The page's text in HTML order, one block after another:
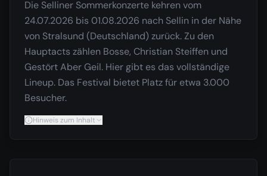
Die Selliner Sommerkonzerte kehren vom
24.07.2026 bis 01.08.2026 nach Sellin in der Nähe
von Stralsund (Deutschland) zurück. Zu den
Hauptacts zählen Bosse, Christian Steiffen und
Gestört Aber Geil. Hier gibt es das vollständige
Lineup. Das Festival bietet Platz für etwa 3.000
Besucher.
Hinweis zum Inhalt